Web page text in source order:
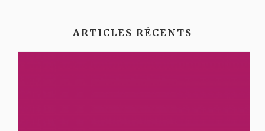
ARTICLES RÉCENTS